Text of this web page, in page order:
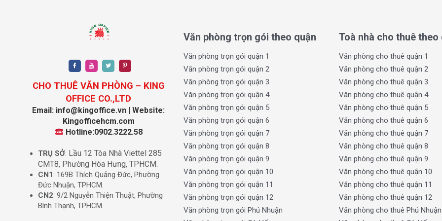
thấp hơn 20–30% đã giúp khu vực này nhanh chóng thu hút làn sóng dịch chuyển văn phòng của các doanh nghiệp
làm việc và tiện ích đầy đủ.
3. Nhu cầu thuê văn phòng tăng cao từ doanh nghiệp vừa và nhỏ
Trong bối cảnh kinh tế phục hồi sau đại dịch, nhiều doanh nghiệp SME, công ty logistic, startup công nghệ lựa chọn
Không chỉ gần các tuyến giao thông trọng điểm như quốc lộ 1A, Hà Huy Giáp, Lê Văn Khương, khu vực còn liền kề KCN
xuất và giao thương. Điều này tạo ra sự thuận tiện trong việc kết nối, vận chuyển và mở rộng hệ thống phân phối.
II. Các loại hình thuê văn phòng phường Tân Thới Hiệp phổ biến
1. Văn phòng trong nhà phố – linh hoạt, tiết kiệm chi phí
Nhà phố mặt tiền hoặc trong hẻm lớn tại Tân Thới Hiệp thường có diện tích từ 60–150m², giá thuê chỉ từ 12–30 triệu/
đại diện hoặc trung tâm tư vấn. Ưu điểm là dễ cải tạo, không mất phí dịch vụ quản lý, phù hợp với các doanh nghiệp ưa
2. Văn phòng mini building – chuyên nghiệp, tiện nghi đầy đủ
CHO THUÊ VĂN PHÒNG – KING
OFFICE CO.,LTD
Email: info@kingoffice.vn | Website:
Kingofficehcm.com
Hotline:0902.3222.58
TRỤ SỞ: Lầu 12 Tòa Nhà Viettel 285
CMT8, Phường Hòa Hưng, TPHCM.
CN1 : 169B Thích Quảng Đức, Phường
Đức Nhuận, TPHCM.
CN2: 9/2 Nguyễn Thiện Thuật, Phường
Bình Thạnh, TPHCM.
Văn phòng trọn gói theo quận
Văn phòng trọn gói quận 1
Văn phòng trọn gói quận 2
Văn phòng trọn gói quận 3
Văn phòng trọn gói quận 4
Văn phòng trọn gói quận 5
Văn phòng trọn gói quận 6
Văn phòng trọn gói quận 7
Văn phòng trọn gói quận 8
Văn phòng trọn gói quận 9
Văn phòng trọn gói quận 10
Văn phòng trọn gói quận 11
Văn phòng trọn gói quận 12
Văn phòng trọn gói Phú Nhuận
Toà nhà cho thuê theo
Văn phòng cho thuê quận 1
Văn phòng cho thuê quận 2
Văn phòng cho thuê quận 3
Văn phòng cho thuê quận 4
Văn phòng cho thuê quận 5
Văn phòng cho thuê quận 6
Văn phòng cho thuê quận 7
Văn phòng cho thuê quận 8
Văn phòng cho thuê quận 9
Văn phòng cho thuê quận 10
Văn phòng cho thuê quận 11
Văn phòng cho thuê quận 12
Văn phòng cho thuê Phú Nhuận